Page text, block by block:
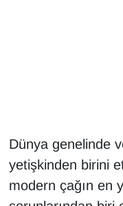
Dünya genelinde
yetişkinden birini
modern çağın en
İngilizce
Kadın